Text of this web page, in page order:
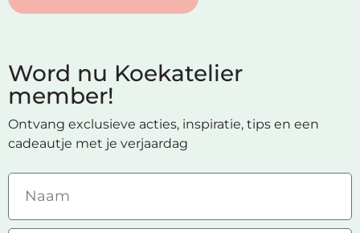
Word nu Koekatelier
member!
Ontvang exclusieve acties, inspiratie, tips en een
cadeautje met je verjaardag